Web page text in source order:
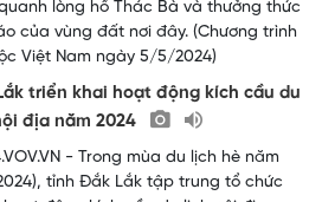
lòng hồ Thác Bà và thưởng thức
của vùng đất nơi đây. (Chương trình
Việt Nam ngày 5/5/2024)
triển khai hoạt động kích cầu du
địa năm 2024
- Trong mùa du lịch hè năm
tỉnh Đắk Lắk tập trung tổ chức